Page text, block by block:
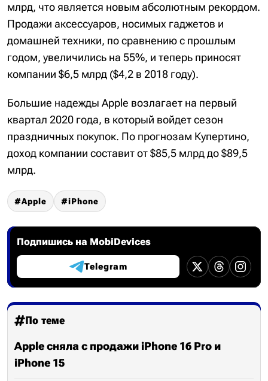
млрд, что является новым абсолютным рекордом.
Продажи аксессуаров, носимых гаджетов и
домашней техники, по сравнению с прошлым
годом, увеличились на 55%, и теперь приносят
компании $6,5 млрд ($4,2 в 2018 году).
Большие надежды Apple возлагает на первый
квартал 2020 года, в который войдет сезон
праздничных покупок. По прогнозам Купертино,
доход компании составит от $85,5 млрд до $89,5
млрд.
Apple iPhone
Подпишись на MobiDevices
Telegram
По теме
Apple сняла с продажи iPhone 16 Pro и
iPhone 15